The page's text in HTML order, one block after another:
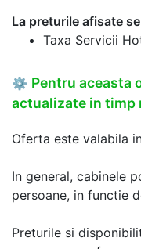
La preturile afisate
Taxa Servicii
⚙ Pentru aceasta
actualizate in timp
Oferta este valabila
In general, cabinele
persoane, in functie
Preturile si